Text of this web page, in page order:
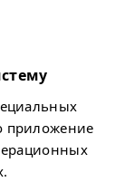
приложение